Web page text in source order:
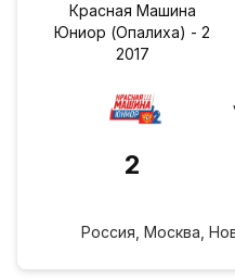
Красная Машина
Юниор (Опалиха) - 2
2017
2
Россия, Москва,